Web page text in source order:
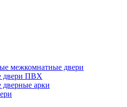
межкомнатные двери
двери ПВХ
арки